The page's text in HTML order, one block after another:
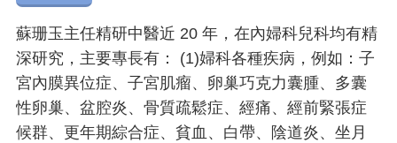
蘇珊玉主任精研中醫近 20 年，在內婦科兒科均有精
深研究，主要專長有： (1)婦科各種疾病，例如：子
宮內膜異位症、子宮肌瘤、卵巢巧克力囊腫、多囊
性卵巢、盆腔炎、骨質疏鬆症、經痛、經前緊張症
候群、更年期綜合症、貧血、白帶、陰道炎、坐月